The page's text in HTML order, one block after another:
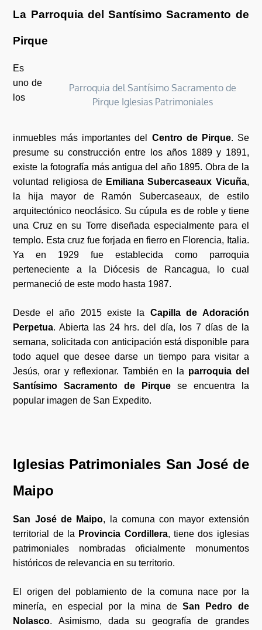
La Parroquia del Santísimo Sacramento de
Pirque
Parroquia del Santísimo Sacramento de
Pirque Iglesias Patrimoniales
Es
uno de
los
inmuebles más importantes del Centro de Pirque. Se
presume su construcción entre los años 1889 y 1891,
existe la fotografía más antigua del año 1895. Obra de la
voluntad religiosa de Emiliana Subercaseaux Vicuña,
la hija mayor de Ramón Subercaseaux, de estilo
arquitectónico neoclásico. Su cúpula es de roble y tiene
una Cruz en su Torre diseñada especialmente para el
templo. Esta cruz fue forjada en fierro en Florencia, Italia.
Ya en 1929 fue establecida como parroquia
perteneciente a la Diócesis de Rancagua, lo cual
permaneció de este modo hasta 1987.
Desde el año 2015 existe la Capilla de Adoración
Perpetua. Abierta las 24 hrs. del día, los 7 días de la
semana, solicitada con anticipación está disponible para
todo aquel que desee darse un tiempo para visitar a
Jesús, orar y reflexionar. También en la parroquia del
Santísimo Sacramento de Pirque se encuentra la
popular imagen de San Expedito.
Iglesias Patrimoniales San José de
Maipo
San José de Maipo, la comuna con mayor extensión
territorial de la Provincia Cordillera, tiene dos iglesias
patrimoniales nombradas oficialmente monumentos
históricos de relevancia en su territorio.
El origen del poblamiento de la comuna nace por la
minería, en especial por la mina de San Pedro de
Nolasco. Asimismo, dada su geografía de grandes